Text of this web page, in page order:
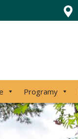
Programy